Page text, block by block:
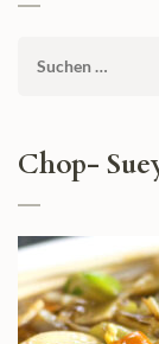
Suchen
Chop-